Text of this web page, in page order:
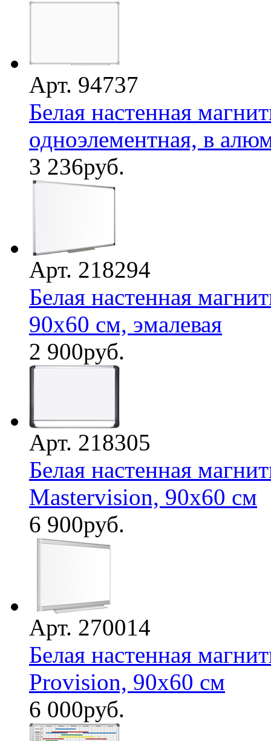
Арт. 94737
Белая настенная
одноэлементная, в
3 236руб.
Арт. 218294
Белая настенная
90х60 см, эмалевая
2 900руб.
Арт. 218305
Белая настенная
Mastervision, 90х60 см
6 900руб.
Арт. 270014
Белая настенная
Provision, 90х60 см
6 000руб.